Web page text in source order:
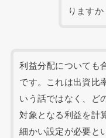
りますか
利益分配についても
です。これは出資比
いう話ではなく、ど
対象となる利益を計
細かい設定が必要と